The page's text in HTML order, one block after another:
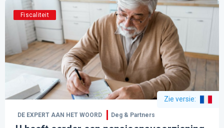
Fiscaliteit
Zie versie:
DE EXPERT AAN HET WOORD Deg & Partners